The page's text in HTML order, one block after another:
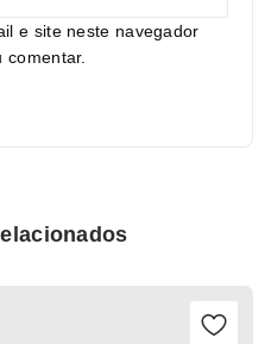
e site neste navegador